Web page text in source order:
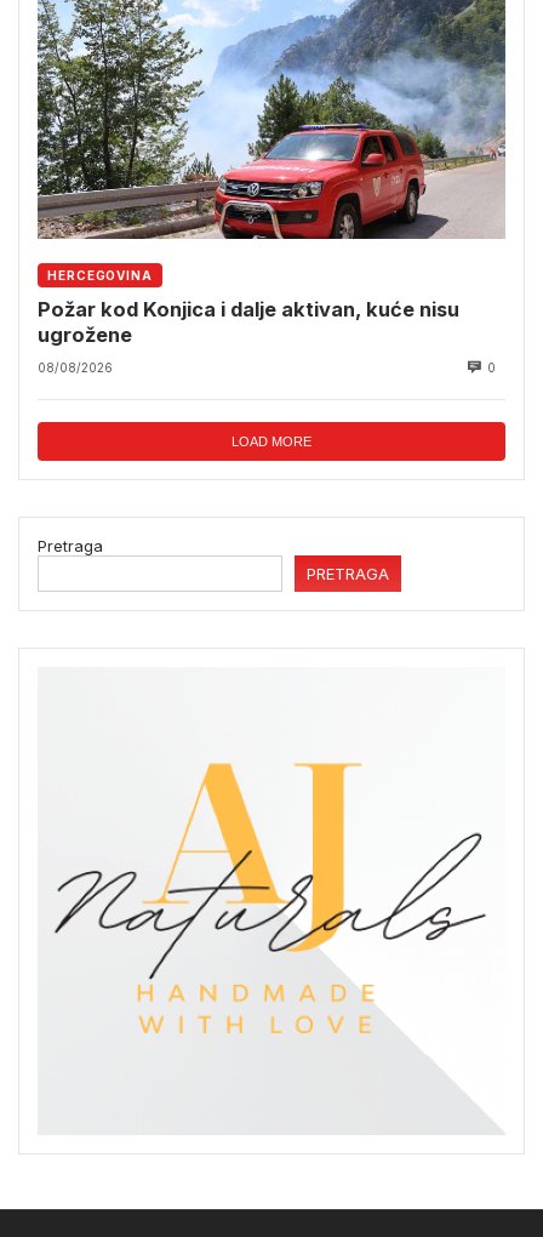
HERCEGOVINA
Požar kod Konjica i dalje aktivan, kuće nisu
ugrožene
08/08/2026 0
LOAD MORE
Pretraga
PRETRAGA